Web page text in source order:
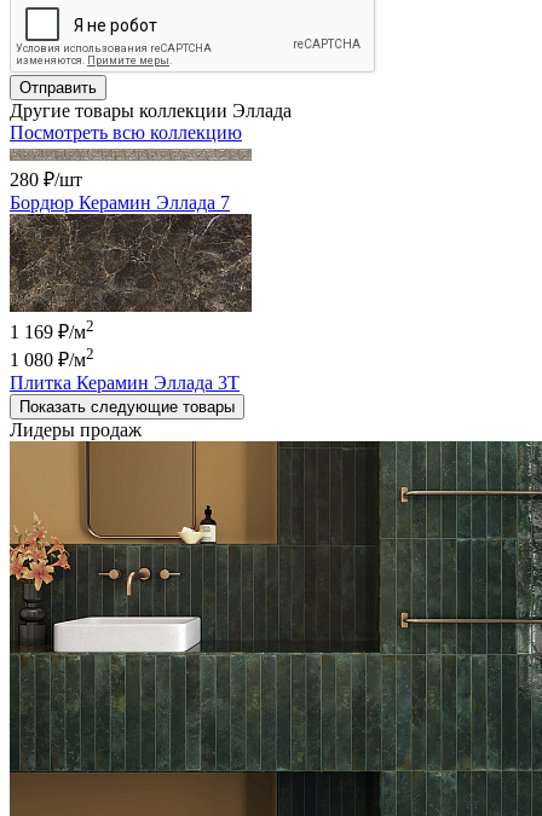
Отправить
Другие товары коллекции Эллада
Посмотреть всю коллекцию
280 ₽/шт
Бордюр Керамин Эллада 7
1 169 ₽/м2
1 080 ₽/м2
Плитка Керамин Эллада 3Т
Показать следующие товары
Лидеры продаж